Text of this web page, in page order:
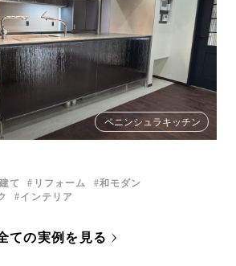
ペニンシュラキッチン
て リフォーム
和モダン
インテリア
ての実例を見る